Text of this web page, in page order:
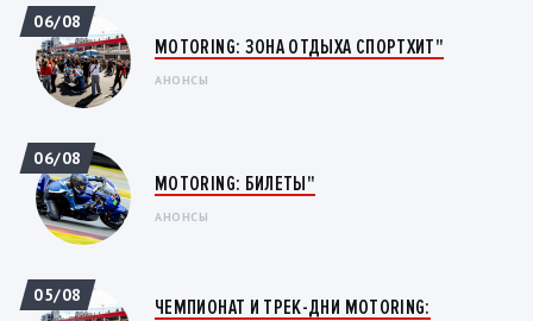
MOTORING: ЗОНА ОТДЫХА СПОРТХИТ"
АНОНСЫ
06/08
MOTORING: БИЛЕТЫ"
АНОНСЫ
06/08
ЧЕМПИОНАТ И ТРЕК-ДНИ MOTORING:
05/08